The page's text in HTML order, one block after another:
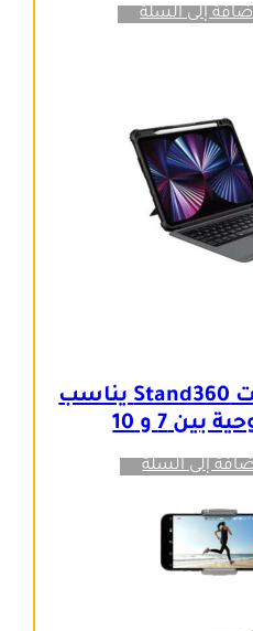
إلى السلة
ستاند ايباد وتابلت Stand360 يناسب
بين 7 و 10
إلى السلة